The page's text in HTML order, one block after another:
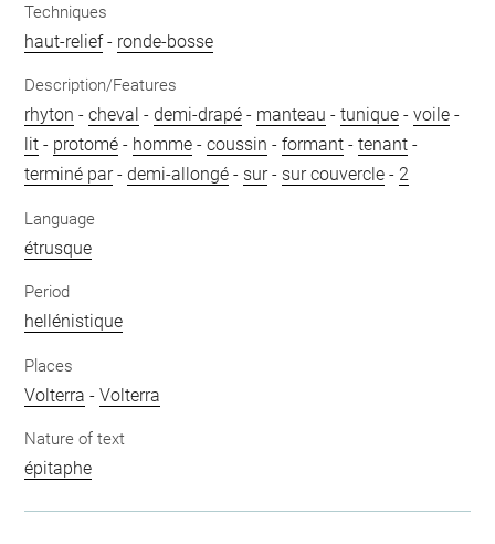
Techniques
haut-relief- ronde-bosse
Description/Features
rhyton -cheval -demi-drapé - manteau -tunique -voile -
lit - protomé - homme -coussin -formant -tenant -
terminé par-demi-allongé - sur- sur couvercle - 2
Language
étrusque
Period
hellénistique
Places
Volterra -Volterra
Nature of text
épitaphe